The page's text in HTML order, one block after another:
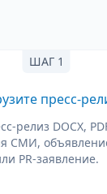
ШАГ 1
пресс-
релиз DOCX,
СМИ,
PR-заявление.